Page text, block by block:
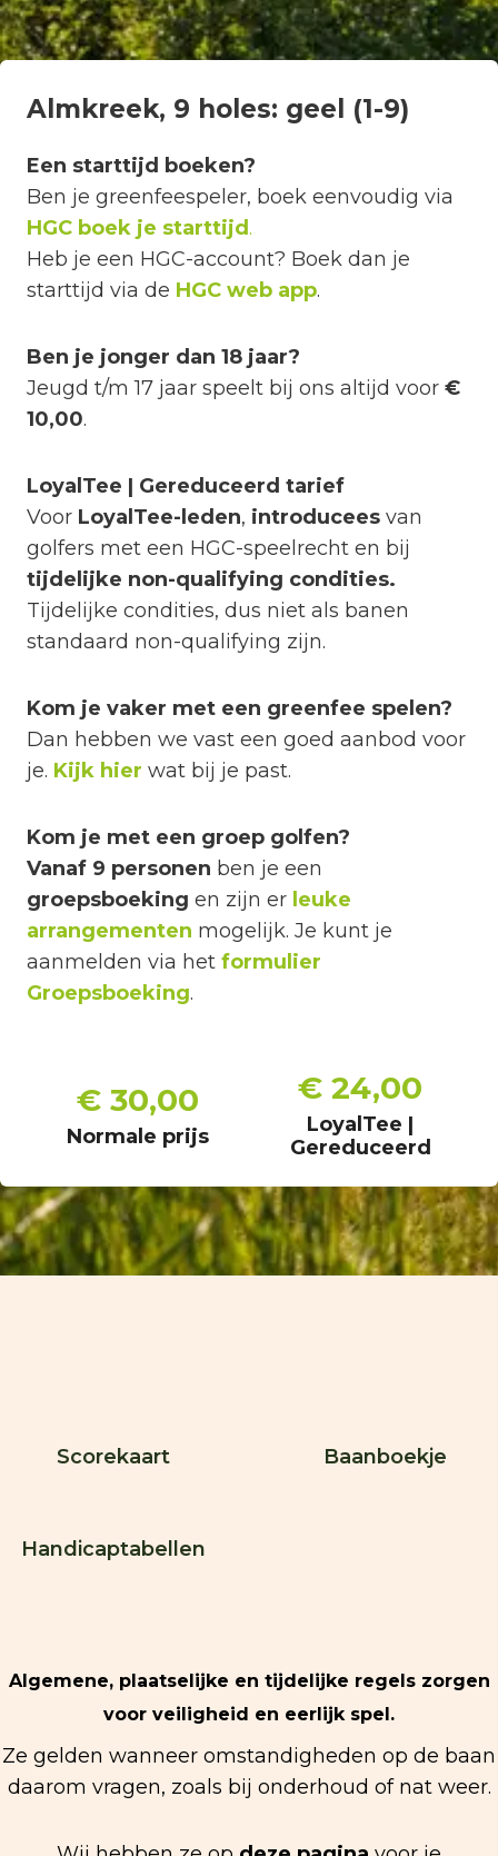
Almkreek, 9 holes: geel (1-9)
Een starttijd boeken?
Ben je greenfeespeler, boek eenvoudig via
HGC boek je starttijd.
Heb je een HGC-account? Boek dan je
starttijd via de HGC web app.
Ben je jonger dan 18 jaar?
Jeugd t/m 17 jaar speelt bij ons altijd voor €
10,00.
LoyalTee | Gereduceerd tarief
Voor LoyalTee-leden, introducees van
golfers met een HGC-speelrecht en bij
tijdelijke non-qualifying condities.
Tijdelijke condities, dus niet als banen
standaard non-qualifying zijn.
Kom je vaker met een greenfee spelen?
Dan hebben we vast een goed aanbod voor
je. Kijk hier wat bij je past.
Kom je met een groep golfen?
Vanaf 9 personen ben je een
groepsboeking en zijn er leuke
arrangementen mogelijk. Je kunt je
aanmelden via het formulier
Groepsboeking.
€ 30,00
Normale prijs
€ 24,00
LoyalTee |
Gereduceerd
Scorekaart Baanboekje
Handicaptabellen
Algemene, plaatselijke en tijdelijke regels zorgen
voor veiligheid en eerlijk spel.
Ze gelden wanneer omstandigheden op de baan
daarom vragen, zoals bij onderhoud of nat weer.